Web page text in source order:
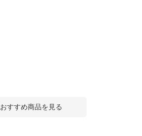
おすすめ商品を見る